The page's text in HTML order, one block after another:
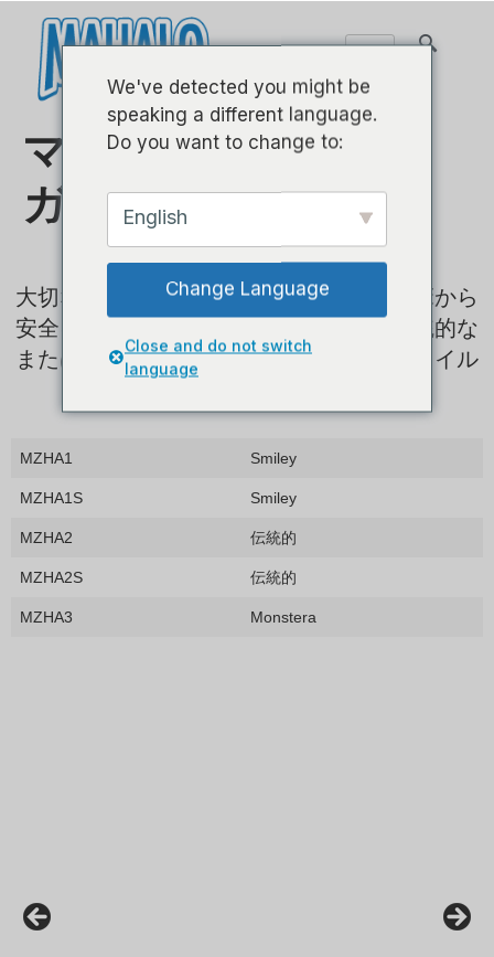
マハロウォールハン
ガー
大切な楽器を披露しながら、ウクレレを床から
安全に保管するのに最適な方法です。伝統的な
またはスマイリーフェイスのウクレレスタイル
MZHA1 Smiley
MZHA1S Smiley
MZHA2 伝統的
MZHA2S 伝統的
MZHA3 Monstera
We've detected you might be
speaking a different language.
Do you want to change to:
English
Change Language
Close and do not switch
language